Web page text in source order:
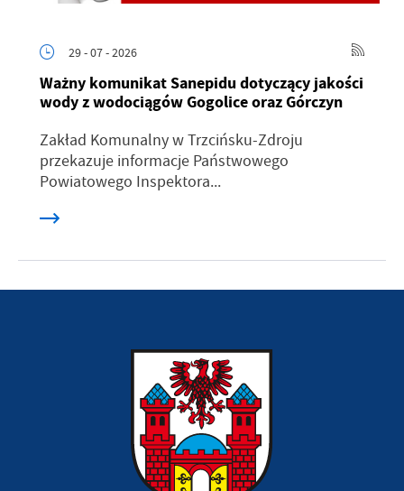
29 - 07 - 2026
Ważny komunikat Sanepidu dotyczący jakości
wody z wodociągów Gogolice oraz Górczyn
Zakład Komunalny w Trzcińsku-Zdroju
przekazuje informacje Państwowego
Powiatowego Inspektora...